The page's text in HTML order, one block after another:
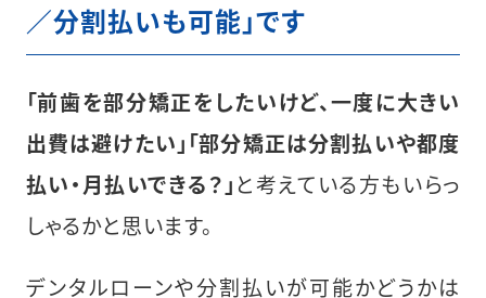
／分割払いも可能」です
「前歯を部分矯正をしたいけど、一度に大きい
出費は避けたい」「部分矯正は分割払いや都度
払い・月払いできる？」と考えている方もいらっ
しゃるかと思います。
デンタルローンや分割払いが可能かどうかは